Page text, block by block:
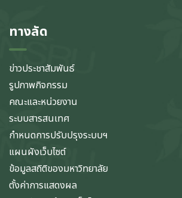
ทางลัด
ข่าวประชาสัมพันธ์
รูปภาพกิจกรรม
คณะและหน่วยงาน
ระบบสารสนเทศ
กำหนดการปรับปรุงระบบฯ
แผนผังเว็บไซต์
ข้อมูลสถิติของมหาวิทยาลัย
ตั้งค่าการแสดงผล